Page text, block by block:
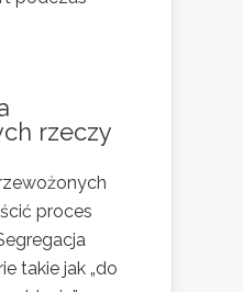
rzeczy
proces
takie jak „do